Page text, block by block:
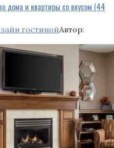
дома и квартиры со вкусом (44
гостинойАвтор: